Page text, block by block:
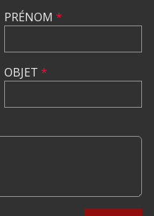
PRÉNOM *
OBJET *